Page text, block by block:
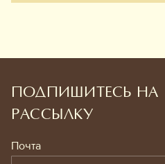
ПОДПИШИТЕСЬ НА
РАССЫЛКУ
Почта